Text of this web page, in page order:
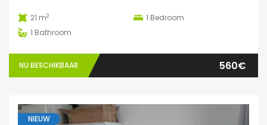
21 m2 1 Bedroom
1 Bathroom
NU BESCHIKBAAR 560€
NIEUW